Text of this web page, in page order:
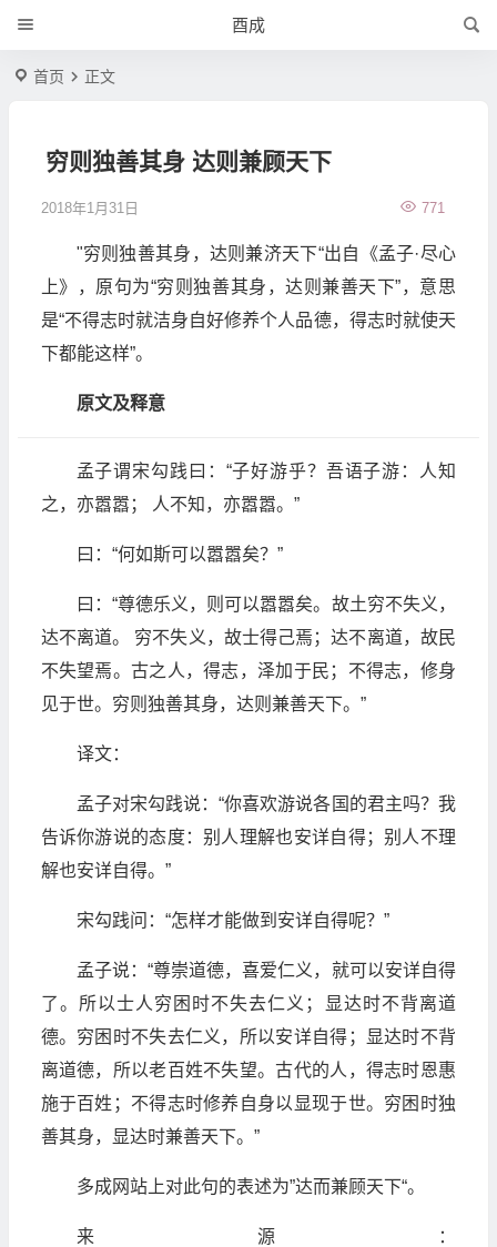
酉成
首页 正文
穷则独善其身 达则兼顾天下
2018年1月31日 771
"穷则独善其身，达则兼济天下“出自《孟子·尽心
上》，原句为“穷则独善其身，达则兼善天下”，意思
是“不得志时就洁身自好修养个人品德，得志时就使天
下都能这样”。
原文及释意
孟子谓宋勾践曰：“子好游乎？吾语子游：人知
之，亦嚣嚣； 人不知，亦嚣嚣。”
曰：“何如斯可以嚣嚣矣？”
曰：“尊德乐义，则可以嚣嚣矣。故土穷不失义，
达不离道。 穷不失义，故士得己焉；达不离道，故民
不失望焉。古之人，得志，泽加于民；不得志，修身
见于世。穷则独善其身，达则兼善天下。”
译文：
孟子对宋勾践说：“你喜欢游说各国的君主吗？我
告诉你游说的态度：别人理解也安详自得；别人不理
解也安详自得。”
宋勾践问：“怎样才能做到安详自得呢？”
孟子说：“尊崇道德，喜爱仁义，就可以安详自得
了。所以士人穷困时不失去仁义；显达时不背离道
德。穷困时不失去仁义，所以安详自得；显达时不背
离道德，所以老百姓不失望。古代的人，得志时恩惠
施于百姓；不得志时修养自身以显现于世。穷困时独
善其身，显达时兼善天下。”
多成网站上对此句的表述为”达而兼顾天下“。
来源：